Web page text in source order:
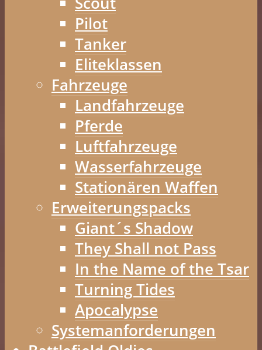
Pilot
Tanker
Eliteklassen
Fahrzeuge
Landfahrzeuge
Pferde
Luftfahrzeuge
Wasserfahrzeuge
Stationären Waffen
Erweiterungspacks
Giant´s Shadow
They Shall not Pass
In the Name of the Tsar
Turning Tides
Apocalypse
Systemanforderungen